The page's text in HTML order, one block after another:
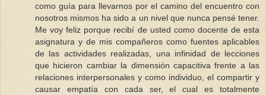
como guía para llevarnos por el camino del encuentro con
nosotros mismos ha sido a un nivel que nunca pensé tener.
Me voy feliz porque recibí de usted como docente de esta
asignatura y de mis compañeros como fuentes aplicables
de las actividades realizadas, una infinidad de lecciones
que hicieron cambiar la dimensión capacitiva frente a las
relaciones interpersonales y como individuo, el compartir y
causar empatía con cada ser, el cual es totalmente